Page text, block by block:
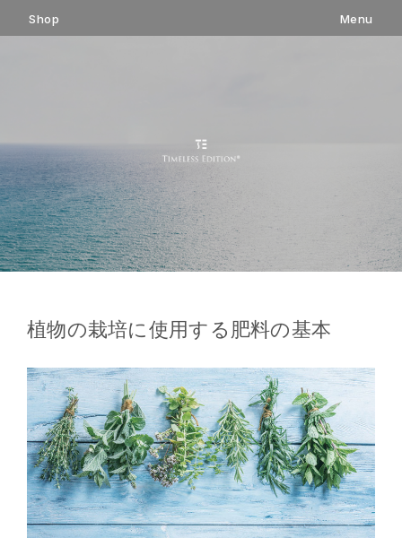
Shop Menu
ン
ス
キ
ッ
プ
植物の栽培に使用する肥料の基本